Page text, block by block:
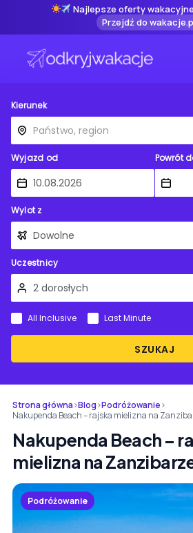
Najlepsze oferty
Przejdź do
Kierunek
Wyjazd od Powrót
Wylot z
Uczestnicy
SZUKAJ
All Inclusive Last Minute
Strona główna›Blog›Podróżowanie›
Nakupenda Beach – rajska mielizna na
Nakupenda Beach –
mielizna na
Podróżowanie